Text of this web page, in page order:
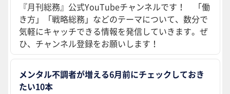
『月刊総務』公式YouTubeチャンネルです！ 「働
き方」「戦略総務」などのテーマについて、数分で
気軽にキャッチできる情報を発信していきます。ぜ
ひ、チャンネル登録をお願いします！
メンタル不調者が増える6月前にチェックしておき
たい10本